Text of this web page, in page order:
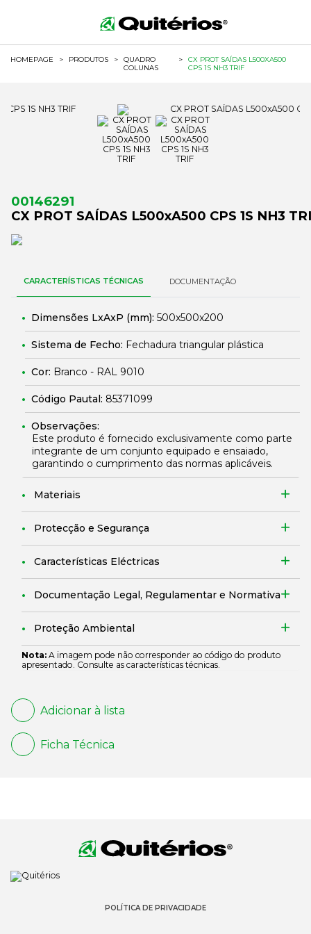
HOMEPAGE > PRODUTOS >
QUADRO
COLUNAS
>
CX PROT SAÍDAS L500XA500
CPS 1S NH3 TRIF
00146291
CX PROT SAÍDAS L500xA500 CPS 1S NH3
CARACTERÍSTICAS TÉCNICAS DOCUMENTAÇÃO
Dimensões LxAxP (mm): 500x500x200
Sistema de Fecho: Fechadura triangular plástica
Cor: Branco - RAL 9010
Código Pautal: 85371099
Observações:
Este produto é fornecido exclusivamente como parte
integrante de um conjunto equipado e ensaiado,
garantindo o cumprimento das normas aplicáveis.
Materiais
Protecção e Segurança
Características Eléctricas
Documentação Legal, Regulamentar e Normativa
Proteção Ambiental
Nota: A imagem pode não corresponder ao código do produto
apresentado. Consulte as características técnicas.
Adicionar à lista
Ficha Técnica
POLÍTICA DE PRIVACIDADE